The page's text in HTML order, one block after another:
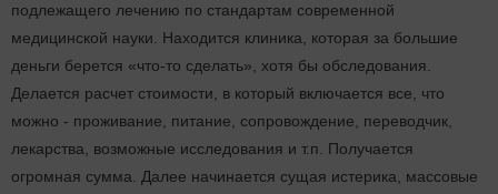
подлежащего лечению по стандартам современной
медицинской науки. Находится клиника, которая за большие
деньги берется «что-то сделать», хотя бы обследования.
Делается расчет стоимости, в который включается все, что
можно - проживание, питание, сопровождение, переводчик,
лекарства, возможные исследования и т.п. Получается
огромная сумма. Далее начинается сущая истерика, массовые